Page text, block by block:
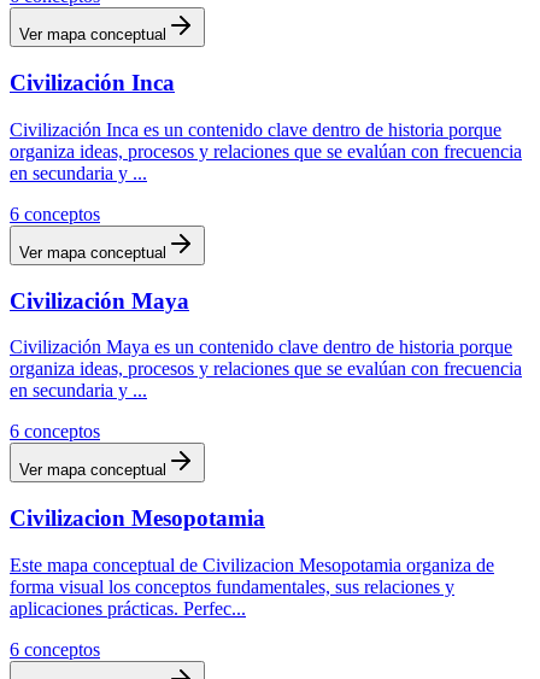
Ver mapa conceptual
Civilización Inca
Civilización Inca es un contenido clave dentro de historia porque
organiza ideas, procesos y relaciones que se evalúan con frecuencia
en secundaria y ...
6 conceptos
Ver mapa conceptual
Civilización Maya
Civilización Maya es un contenido clave dentro de historia porque
organiza ideas, procesos y relaciones que se evalúan con frecuencia
en secundaria y ...
6 conceptos
Ver mapa conceptual
Civilizacion Mesopotamia
Este mapa conceptual de Civilizacion Mesopotamia organiza de
forma visual los conceptos fundamentales, sus relaciones y
aplicaciones prácticas. Perfec...
6 conceptos